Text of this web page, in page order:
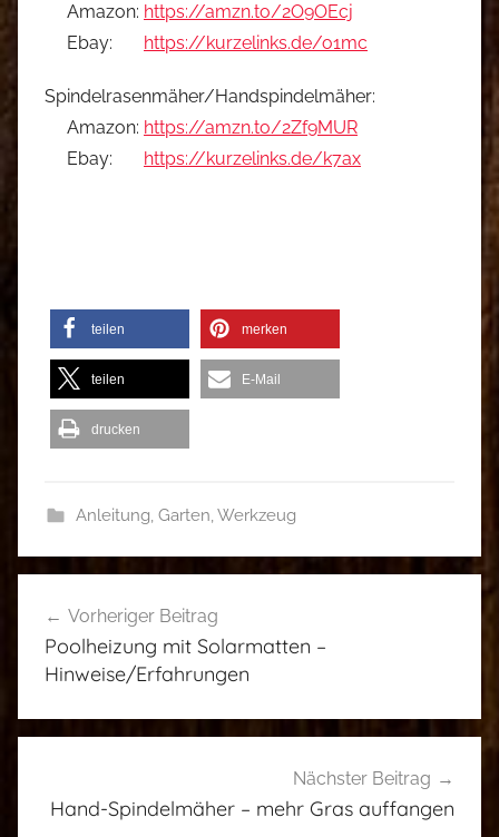
Amazon: https://amzn.to/2O9OEcj
Ebay: https://kurzelinks.de/o1mc
Spindelrasenmäher/Handspindelmäher:
Amazon: https://amzn.to/2Zf9MUR
Ebay: https://kurzelinks.de/k7ax
teilen merken
teilen E-Mail
drucken
Anleitung, Garten,Werkzeug
b
e
,
s
Vorheriger Beitrag
Poolheizung mit Solarmatten –
Hinweise/Erfahrungen
Nächster Beitrag
Hand-Spindelmäher – mehr Gras auffangen